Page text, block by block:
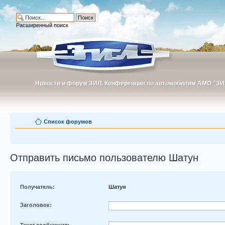
Новости и форум ЗИЛ. Конференция по автомобилям АМО
Новости и форум ЗИЛ. Конференция по автомобилям АМО
Расширенный поиск
Список форумов
Отправить письмо пользователю Шатун
Получатель: Шатун
Заголовок: